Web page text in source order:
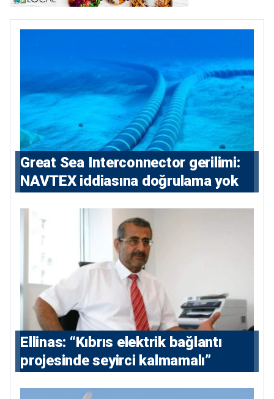
Great Sea Interconnector gerilimi:
NAVTEX iddiasına doğrulama yok
Ellinas: “Kıbrıs elektrik bağlantı
projesinde seyirci kalmamalı”